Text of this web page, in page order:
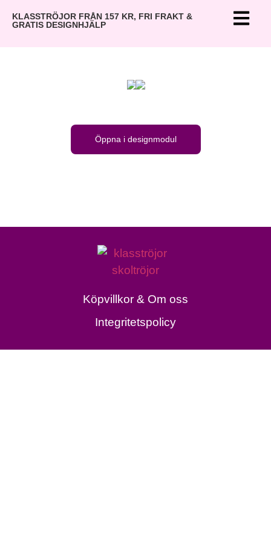
KLASSTRÖJOR FRÅN 157 KR, FRI FRAKT &
GRATIS DESIGNHJÄLP
Öppna i designmodul
Köpvillkor & Om oss
Integritetspolicy